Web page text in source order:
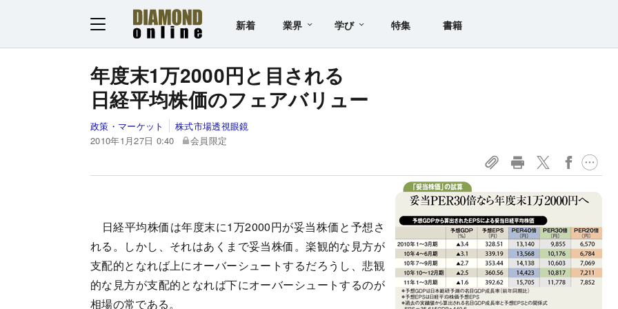
新着 業界 学び 特集 書籍
年度末1万2000円と目される
日経平均株価のフェアバリュー
政策・マーケット
株式市場透視眼鏡
2010年1月27日 0:40
会員限定
日経平均株価は年度末に1万2000円が妥当株価と予想さ
れる。しかし、それはあくまで妥当株価。楽観的な見方が
支配的となれば上にオーバーシュートするだろうし、悲観
的な見方が支配的となれば下にオーバーシュートするのが
相場の常である。